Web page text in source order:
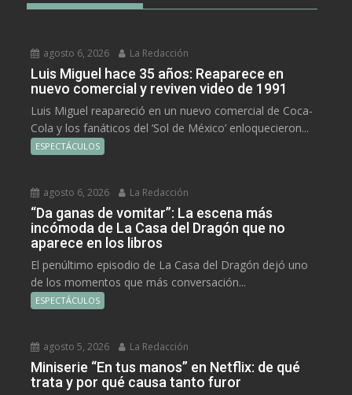
agosto 6, 2026 La Redacción
Luis Miguel hace 35 años: Reaparece en
nuevo comercial y reviven video de 1991
Luis Miguel reapareció en un nuevo comercial de Coca-
Cola y los fanáticos del ‘Sol de México’ enloquecieron...
ESPECTÁCULOS
agosto 6, 2026 La Redacción
“Da ganas de vomitar”: La escena más
incómoda de La Casa del Dragón que no
aparece en los libros
El penúltimo episodio de La Casa del Dragón dejó uno
de los momentos que más conversación...
ESPECTÁCULOS
agosto 5, 2026 La Redacción
Miniserie “En tus manos” en Netflix: de qué
trata y por qué causa tanto furor